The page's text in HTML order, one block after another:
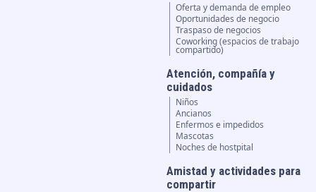
Oferta y demanda de empleo
Oportunidades de negocio
Traspaso de negocios
Coworking (espacios de trabajo
compartido)
Atención, compañía y
cuidados
Niños
Ancianos
Enfermos e impedidos
Mascotas
Noches de hostpital
Amistad y actividades para
compartir